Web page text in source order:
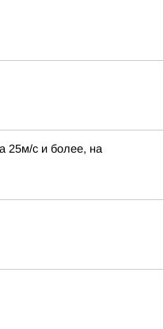
25м/с и более, на